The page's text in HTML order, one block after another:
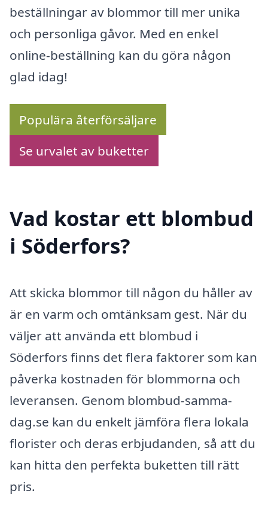
beställningar av blommor till mer unika
och personliga gåvor. Med en enkel
online-beställning kan du göra någon
glad idag!
Populära återförsäljare
Se urvalet av buketter
Vad kostar ett blombud
i Söderfors?
Att skicka blommor till någon du håller av
är en varm och omtänksam gest. När du
väljer att använda ett blombud i
Söderfors finns det flera faktorer som kan
påverka kostnaden för blommorna och
leveransen. Genom blombud-samma-
dag.se kan du enkelt jämföra flera lokala
florister och deras erbjudanden, så att du
kan hitta den perfekta buketten till rätt
pris.